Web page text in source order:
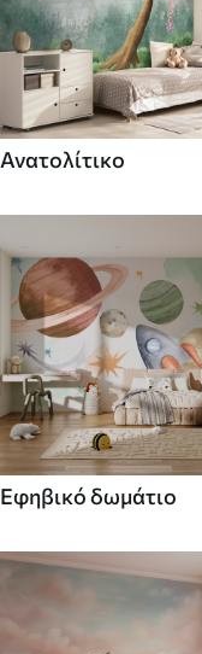
Ανατολίτικο
Εφηβικό δωμάτιο